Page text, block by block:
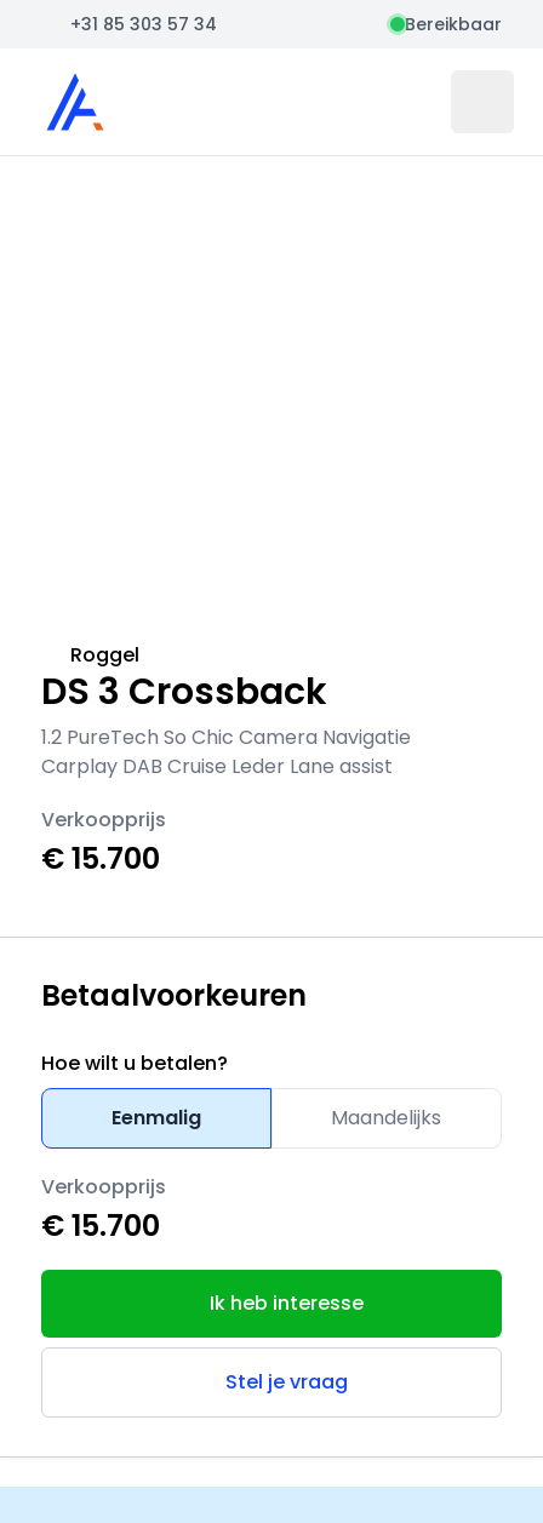
+31 85 303 57 34 Bereikbaar
Auto Atlas
DS 3 Crossback
1.2 PureTech So Chic Camera Navigatie
Carplay DAB Cruise Leder Lane assist
Roggel
Verkoopprijs
€ 15.700
Betaalvoorkeuren
Hoe wilt u betalen?
Eenmalig
Maandelijks
Verkoopprijs
€ 15.700
Ik heb interesse
Stel je vraag